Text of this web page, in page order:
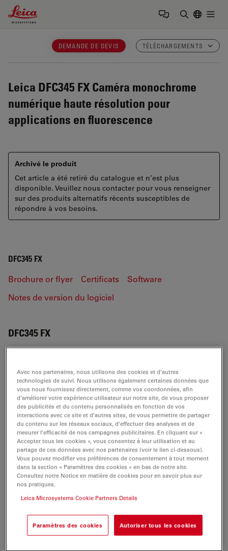
Leica Microsystems Logo
DEMANDE DE DEVIS TÉLÉCHARGEMENTS
Leica DFC345 FX Caméra monochrome
numérique haute résolution pour
applications en fluorescence
Archivé le produit
Cet article a été retiré du catalogue et n’est plus
disponible. Veuillez nous contacter pour vous renseigner
sur des produits alternatifs récents susceptibles de
répondre à vos besoins.
DFC345 FX
Brochure or flyer Certificats
Software
Notes de version du logiciel
DFC345 FX
BROCHURE OR FLYER
Leica DFC345 FX-Brochure en
Jul 27, 2026 PDF, 1 MB
DOWNLOAD
CERTIFICATS
EC DoC DFC345 FX Lab
Jul 27, 2026 PDF, 155 KB
Avec nos partenaires, nous utilisons des cookies et d’autres
technologies de suivi. Nous utilisons également certaines données que
vous nous fournissez directement, comme vos coordonnées, afin
d’améliorer votre expérience utilisateur sur notre site, de vous proposer
des publicités et du contenu personnalisés en fonction de vos
interactions avec ce site et d’autres sites, de vous permettre de partager
du contenu sur les réseaux sociaux, d’effectuer des analyses et de
mesurer l’efficacité de nos campagnes publicitaires. En cliquant sur «
Accepter tous les cookies », vous consentez à leur utilisation et au
partage de ces données avec nos partenaires (voir le lien ci-dessous).
Vous pouvez modifier vos préférences de consentement à tout moment
dans la section « Paramètres des cookies » en bas de notre site.
Consultez notre Notice en matière de cookies pour en savoir plus sur
nos pratiques.
Leica Microsystems Cookie Partners Details
Paramètres des cookies Autoriser tous les cookies